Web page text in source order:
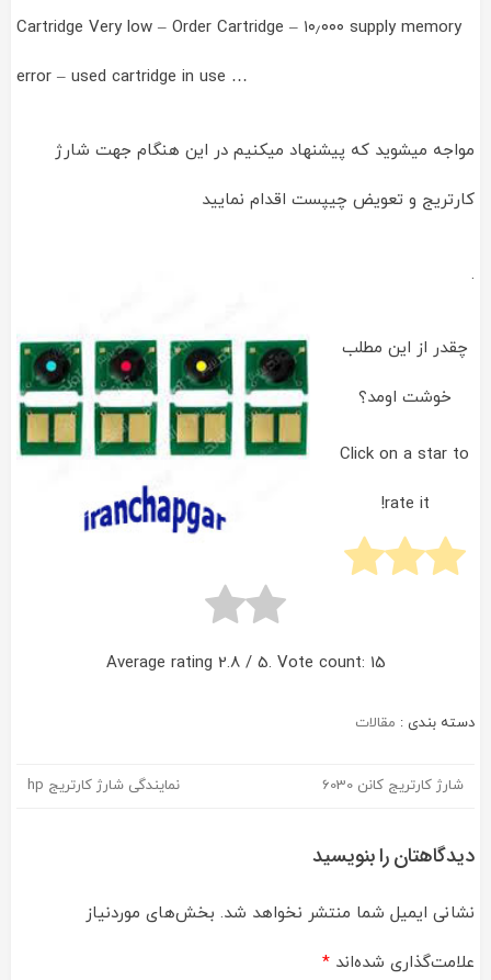
Cartridge Very low – Order Cartridge – ۱۰٫۰۰۰ supply memory
error – used cartridge in use …
مواجه میشوید که پیشنهاد میکنیم در این هنگام جهت شارژ
کارتریج و تعویض چیپست اقدام نمایید
.
چقدر از این مطلب
خوشت اومد؟
Click on a star to
rate it!
Average rating 2.8/ 5. Vote count: 15
دسته بندی : مقالات
راهبری
شارژ کارتریج کانن 6030 نمایندگی شارژ کارتریج hp
دیدگاهتان را بنویسید
نشانی ایمیل شما منتشر نخواهد شد. بخش‌های موردنیاز
علامت‌گذاری شده‌اند *